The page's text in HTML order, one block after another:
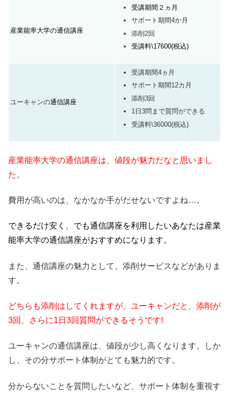
産業能率大学の通信講座
受講期間２ヵ月
サポート期間4か月
添削2回
受講料\17600(税込)
ユーキャンの通信講座
受講期間4ヵ月
サポート期間12カ月
添削3回
1日3問まで質問ができる
受講料\36000(税込)
産業能率大学の通信講座は、値段が魅力だなと思いまし
た。
費用が高いのは、なかなか手がだせないですよね…。
できるだけ安く、でも通信講座を利用したいあなたは産業
能率大学の通信講座がおすすめになります。
また、通信講座の魅力として、添削サービスなどがありま
す。
どちらも添削はしてくれますが、ユーキャンだと、添削が
3回、さらに1日3回質問ができるそうです!
ユーキャンの通信講座は、値段が少し高くなります。しか
し、その分サポート体制がとても魅力的です。
分からないことを質問したいなど、サポート体制を重視す